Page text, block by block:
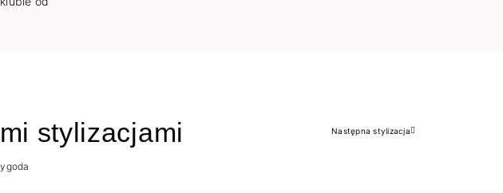
stylizacjami Następny
Następna stylizacja